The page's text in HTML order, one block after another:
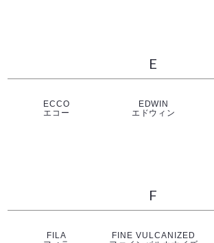
E
ECCO
エコー
EDWIN
エドウィン
F
FILA
FINE VULCANIZED